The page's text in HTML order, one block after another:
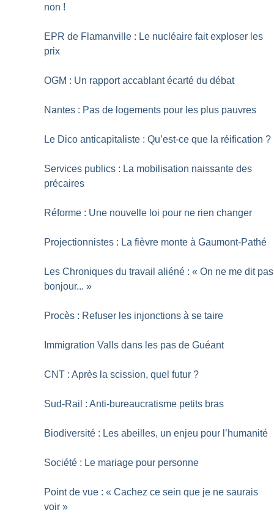
non !
EPR de Flamanville : Le nucléaire fait exploser les
prix
OGM : Un rapport accablant écarté du débat
Nantes : Pas de logements pour les plus pauvres
Le Dico anticapitaliste : Qu’est-ce que la réification ?
Services publics : La mobilisation naissante des
précaires
Réforme : Une nouvelle loi pour ne rien changer
Projectionnistes : La fièvre monte à Gaumont-Pathé
Les Chroniques du travail aliéné : « On ne me dit pas
bonjour... »
Procès : Refuser les injonctions à se taire
Immigration Valls dans les pas de Guéant
CNT : Après la scission, quel futur ?
Sud-Rail : Anti-bureaucratisme petits bras
Biodiversité : Les abeilles, un enjeu pour l’humanité
Société : Le mariage pour personne
Point de vue : « Cachez ce sein que je ne saurais
voir »